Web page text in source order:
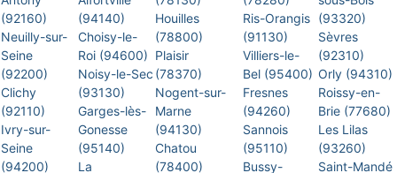
(92160)
Neuilly-sur-
Seine
(92200)
Clichy
(92110)
Ivry-sur-
Seine
(94200)
(94140)
Choisy-le-
Roi (94600)
Noisy-le-Sec
(93130)
Garges-lès-
Gonesse
(95140)
La
Houilles
(78800)
Plaisir
(78370)
Nogent-sur-
Marne
(94130)
Chatou
(78400)
Ris-Orangis
(91130)
Villiers-le-
Bel (95400)
Fresnes
(94260)
Sannois
(95110)
Bussy-
(93320)
Sèvres
(92310)
Orly (94310)
Roissy-en-
Brie (77680)
Les Lilas
(93260)
Saint-Mandé